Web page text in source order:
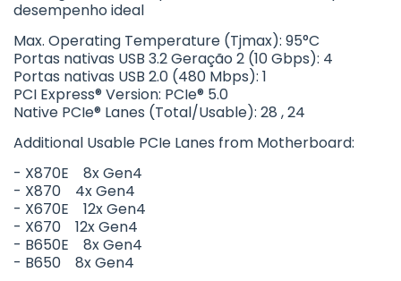
desempenho ideal
Max. Operating Temperature (Tjmax): 95°C
Portas nativas USB 3.2 Geração 2 (10 Gbps): 4
Portas nativas USB 2.0 (480 Mbps): 1
PCI Express® Version: PCIe® 5.0
Native PCIe® Lanes (Total/Usable): 28 , 24
Additional Usable PCIe Lanes from Motherboard:
- X870E 8x Gen4
- X870 4x Gen4
- X670E 12x Gen4
- X670 12x Gen4
- B650E 8x Gen4
- B650 8x Gen4